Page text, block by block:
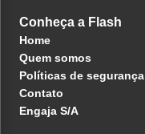
Conheça a Flash
Home
Quem somos
Políticas de segurança
Contato
Engaja S/A